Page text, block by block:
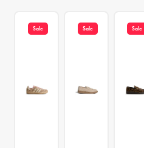
Sale Sale Sale